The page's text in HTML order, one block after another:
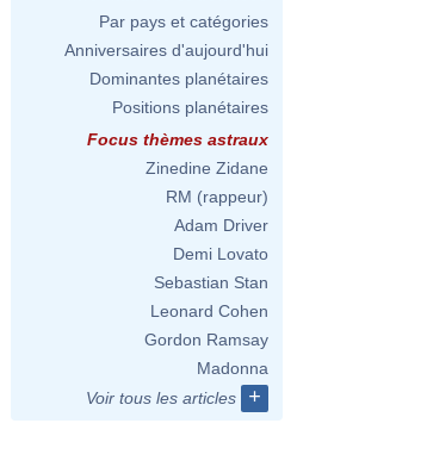
Par pays et catégories
Anniversaires d'aujourd'hui
Dominantes planétaires
Positions planétaires
Focus thèmes astraux
Zinedine Zidane
RM (rappeur)
Adam Driver
Demi Lovato
Sebastian Stan
Leonard Cohen
Gordon Ramsay
Madonna
Voir tous les articles
+